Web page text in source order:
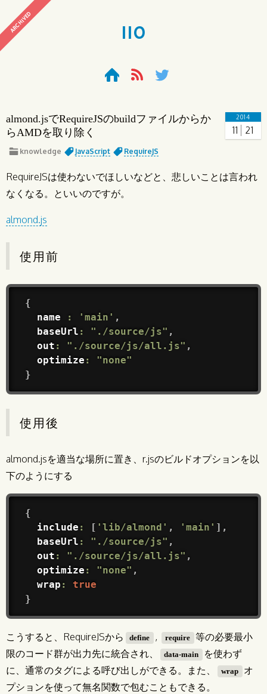
ARCHIVED 110
2014
11 21
almond.jsでRequireJSのbuildファイルからか
らAMDを取り除く
knowledge JavaScript RequireJS
RequireJSは使わないでほしいなどと、悲しいことは言われ
なくなる。といいのですが。
almond.js
使用前
{
  name
: 'main' ,
  baseUrl
: "./source/js" ,
  out
: "./source/js/all.js" ,
  optimize
:
"none"
}
使用後
almond.jsを適当な場所に置き、r.jsのビルドオプションを以
下のようにする
{
  include
: [ 'lib/almond' , 'main' ] ,
  baseUrl
: "./source/js" ,
  out
: "./source/js/all.js" ,
  optimize
: "none" ,
  wrap
:
true
}
こうすると、RequireJSから define , require
等の必要最小
限のコード群が出力先に統合され、
data-main
を使わず
に、通常のタグによる呼び出しができる。また、
wrap
オ
プションを使って無名関数で包むこともできる。